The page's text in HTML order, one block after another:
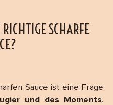
SCHARFE
Sauce ist eine Frage
und des Moments.